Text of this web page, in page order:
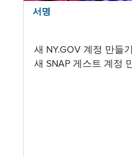
서명
새 NY.GOV 계정 만들기
새 SNAP 게스트 계정